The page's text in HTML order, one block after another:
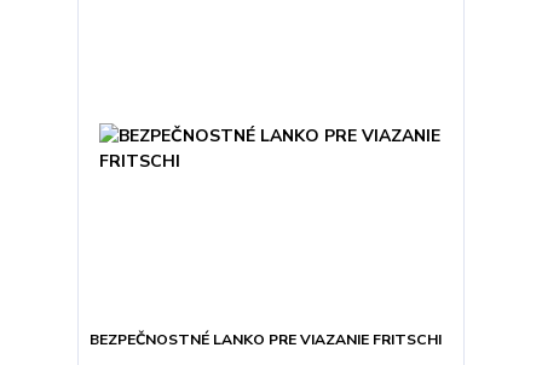
BEZPEČNOSTNÉ LANKO PRE VIAZANIE FRITSCHI